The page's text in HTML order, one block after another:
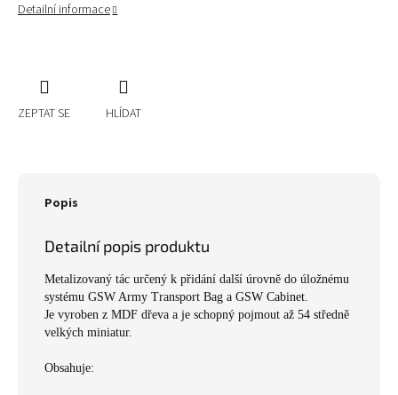
Detailní informace
ZEPTAT SE HLÍDAT
Popis
Detailní popis produktu
Metalizovaný tác určený k přidání další úrovně do úložnému
systému GSW Army Transport Bag a GSW Cabinet.
Je vyroben z MDF dřeva a je schopný pojmout až 54 středně
velkých miniatur.
Obsahuje: